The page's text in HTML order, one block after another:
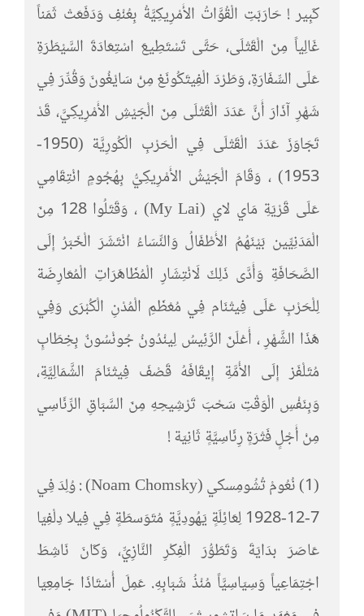
كَبِير ! حَارَبَتِ الْقُوَّاتُ الأَمْرِيكِيَّةُ بِعُنْفِ وَدَفَعَتْ ثَمَناً
غَالِياً مِنَ الْقَتْلَى، حَتَّى تَسْتَطِيعَ اسْتِعَادَةَ السَّيْطَرَةِ
عَلَى السِّفَارَةِ، وَطَرْدَ الْفِيتَكُونَغ مِنْ سَايْغُونَ وَقُدِّرَ فِي
شَهْرِ آذَارَ أَنَّ عَدَدَ الْقَتْلَى مِنَ الْجَيْشِ الأَمْرِيكِيَّ، قَدْ
تَجَاوَزَ عَدَدَ الْقَتْلَى فِي الْحَرْبِ الْكُورِيَّة (1950-
1953) ، وَقَامَ الْجَيْشُ الأَمْرِيكِيُّ بِهُجُومٍ انْتِقَامِي
عَلَى قَرْيَةِ مَاي لاي (My Lai) ، وَقَتَلُوا 128 مِنَ
الْمَدَنِيِّين بَيْنَهُمُ الأَطْفَالُ وَالنِّسَاءُ انْتَشَرَ الْخَبَرُ إِلَى
الصَّحَافَةِ وَأَدَّى ذَلِكَ لَانْتِشَارِ الْمُظَاهَرَاتِ الْمُعَارِضَة
لِلْحَرْبِ عَلَى فِيتْنَام فِي مُعْظَمِ الْمُدْنِ الْكُبْرَى وَفِي
هَذَا الشَّهْرِ ، أَعْلَنَ الرَّئِيسُ لِينْدُونُ جُونْسُونٌ بِخِطَابٍ
مُتَلْفَز إِلَى الأُمَّةِ إِيقَافَهُ قَصْفَ فِيتْنَامَ الشَّمَالِيَّةِ،
وَبِنَفْسِ الْوَقْتِ سَحْبَ تَرْشِيحِهِ مِنَ السَّبَاقِ الرِّئَاسِي
مِنْ أَجْلٍ فَتْرَةٍ رِئَاسِيَّةٍ ثَانِيَة !
(1) نُعُومْ تُشُومِسكي (Noam Chomsky) : وُلِدَ فِي
7-12-1928 لِعَائِلَةٍ يَهُودِيَّةٍ مُتَوَسطَةٍ فِي فِيلا دِلْفِيَا
عَاصَرَ بدَايَةَ وَتَطَوُّرَ الْفِكْرِ النَّازِيِّ، وَكَانَ نَاشِطَ
اجْتِمَاعِياً وَسِيَاسِيَّاً مُنْذُ شَبَابِهِ. عَمِلَ أُسْتَاذَا جَامِعِيَا